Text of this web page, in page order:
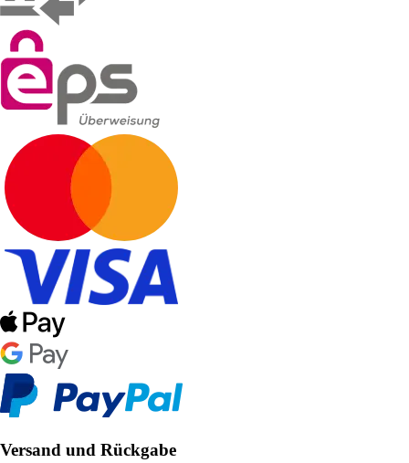
Versand und Rückgabe